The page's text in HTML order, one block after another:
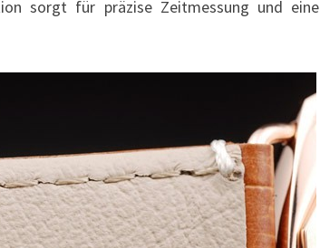
sorgt für präzise Zeitmessung und eine